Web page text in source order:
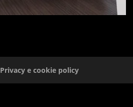
Privacy e cookie policy